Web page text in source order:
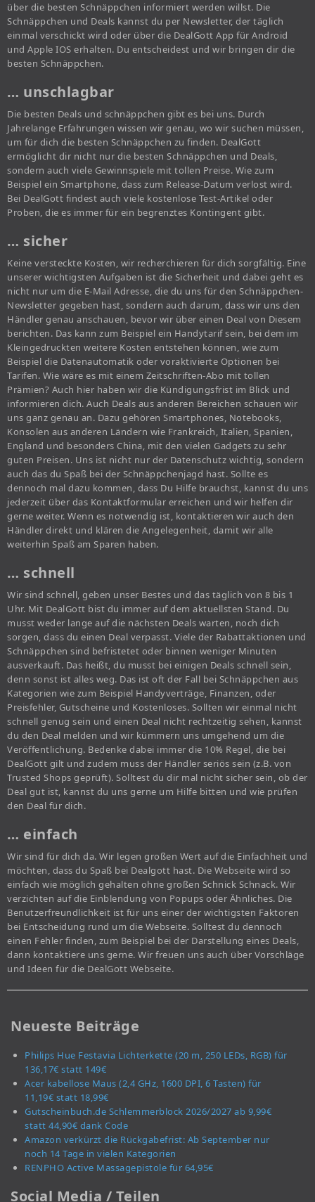
über die besten Schnäppchen informiert werden willst. Die
Schnäppchen und Deals kannst du per Newsletter, der täglich
einmal verschickt wird oder über die DealGott App für Android
und Apple IOS erhalten. Du entscheidest und wir bringen dir die
besten Schnäppchen.
… unschlagbar
Die besten Deals und schnäppchen gibt es bei uns. Durch
Jahrelange Erfahrungen wissen wir genau, wo wir suchen müssen,
um für dich die besten Schnäppchen zu finden. DealGott
ermöglicht dir nicht nur die besten Schnäppchen und Deals,
sondern auch viele Gewinnspiele mit tollen Preise. Wie zum
Beispiel ein Smartphone, dass zum Release-Datum verlost wird.
Bei DealGott findest auch viele kostenlose Test-Artikel oder
Proben, die es immer für ein begrenztes Kontingent gibt.
… sicher
Keine versteckte Kosten, wir recherchieren für dich sorgfältig. Eine
unserer wichtigsten Aufgaben ist die Sicherheit und dabei geht es
nicht nur um die E-Mail Adresse, die du uns für den Schnäppchen-
Newsletter gegeben hast, sondern auch darum, dass wir uns den
Händler genau anschauen, bevor wir über einen Deal von Diesem
berichten. Das kann zum Beispiel ein Handytarif sein, bei dem im
Kleingedruckten weitere Kosten entstehen können, wie zum
Beispiel die Datenautomatik oder voraktivierte Optionen bei
Tarifen. Wie wäre es mit einem Zeitschriften-Abo mit tollen
Prämien? Auch hier haben wir die Kündigungsfrist im Blick und
informieren dich. Auch Deals aus anderen Bereichen schauen wir
uns ganz genau an. Dazu gehören Smartphones, Notebooks,
Konsolen aus anderen Ländern wie Frankreich, Italien, Spanien,
England und besonders China, mit den vielen Gadgets zu sehr
guten Preisen. Uns ist nicht nur der Datenschutz wichtig, sondern
auch das du Spaß bei der Schnäppchenjagd hast. Sollte es
dennoch mal dazu kommen, dass Du Hilfe brauchst, kannst du uns
jederzeit über das Kontaktformular erreichen und wir helfen dir
gerne weiter. Wenn es notwendig ist, kontaktieren wir auch den
Händler direkt und klären die Angelegenheit, damit wir alle
weiterhin Spaß am Sparen haben.
… schnell
Wir sind schnell, geben unser Bestes und das täglich von 8 bis 1
Uhr. Mit DealGott bist du immer auf dem aktuellsten Stand. Du
musst weder lange auf die nächsten Deals warten, noch dich
sorgen, dass du einen Deal verpasst. Viele der Rabattaktionen und
Schnäppchen sind befristetet oder binnen weniger Minuten
ausverkauft. Das heißt, du musst bei einigen Deals schnell sein,
denn sonst ist alles weg. Das ist oft der Fall bei Schnäppchen aus
Kategorien wie zum Beispiel Handyverträge, Finanzen, oder
Preisfehler, Gutscheine und Kostenloses. Sollten wir einmal nicht
schnell genug sein und einen Deal nicht rechtzeitig sehen, kannst
du den Deal melden und wir kümmern uns umgehend um die
Veröffentlichung. Bedenke dabei immer die 10% Regel, die bei
DealGott gilt und zudem muss der Händler seriös sein (z.B. von
Trusted Shops geprüft). Solltest du dir mal nicht sicher sein, ob der
Deal gut ist, kannst du uns gerne um Hilfe bitten und wie prüfen
den Deal für dich.
… einfach
Wir sind für dich da. Wir legen großen Wert auf die Einfachheit und
möchten, dass du Spaß bei Dealgott hast. Die Webseite wird so
einfach wie möglich gehalten ohne großen Schnick Schnack. Wir
verzichten auf die Einblendung von Popups oder Ähnliches. Die
Benutzerfreundlichkeit ist für uns einer der wichtigsten Faktoren
bei Entscheidung rund um die Webseite. Solltest du dennoch
einen Fehler finden, zum Beispiel bei der Darstellung eines Deals,
dann kontaktiere uns gerne. Wir freuen uns auch über Vorschläge
und Ideen für die DealGott Webseite.
Neueste Beiträge
Philips Hue Festavia Lichterkette (20 m, 250 LEDs, RGB) für
136,17€ statt 149€
Acer kabellose Maus (2,4 GHz, 1600 DPI, 6 Tasten) für
11,19€ statt 18,99€
Gutscheinbuch.de Schlemmerblock 2026/2027 ab 9,99€
statt 44,90€ dank Code
Amazon verkürzt die Rückgabefrist: Ab September nur
noch 14 Tage in vielen Kategorien
RENPHO Active Massagepistole für 64,95€
Social Media / Teilen